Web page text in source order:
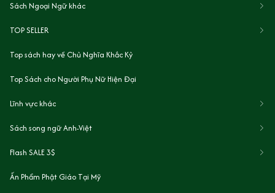
Sách Ngoại Ngữ khác
TOP SELLER
Top sách hay về Chủ Nghĩa Khắc Kỷ
Top Sách cho Người Phụ Nữ Hiện Đại
Lĩnh vực khác
Sách song ngữ Anh-Việt
Flash SALE 3$
Ấn Phẩm Phật Giáo Tại Mỹ